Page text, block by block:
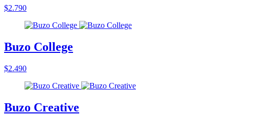
$2.790
Buzo College
$2.490
Buzo Creative